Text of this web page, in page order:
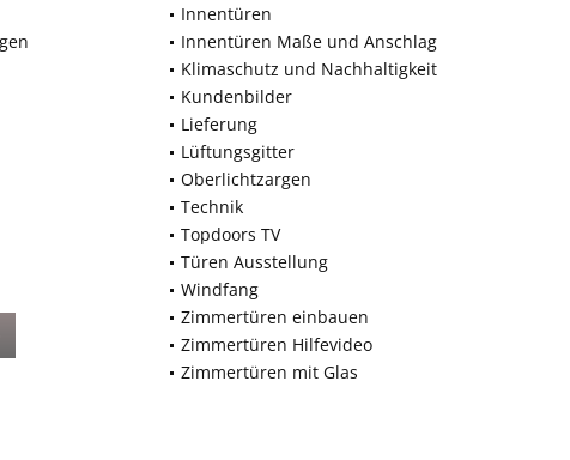
Innentüren
Innentüren Maße und Anschlag
Klimaschutz und Nachhaltigkeit
Kundenbilder
Lieferung
Lüftungsgitter
Oberlichtzargen
Technik
Topdoors TV
Türen Ausstellung
Windfang
Zimmertüren einbauen
Zimmertüren Hilfevideo
Zimmertüren mit Glas